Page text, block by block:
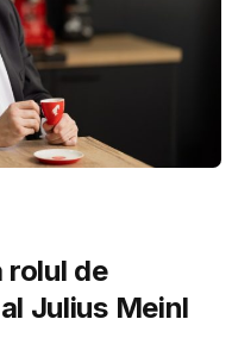
rolul de
Julius Meinl